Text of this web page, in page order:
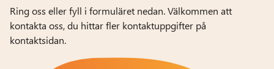
Ring oss eller fyll i formuläret nedan. Välkommen att
kontakta oss, du hittar fler kontaktuppgifter på
kontaktsidan.